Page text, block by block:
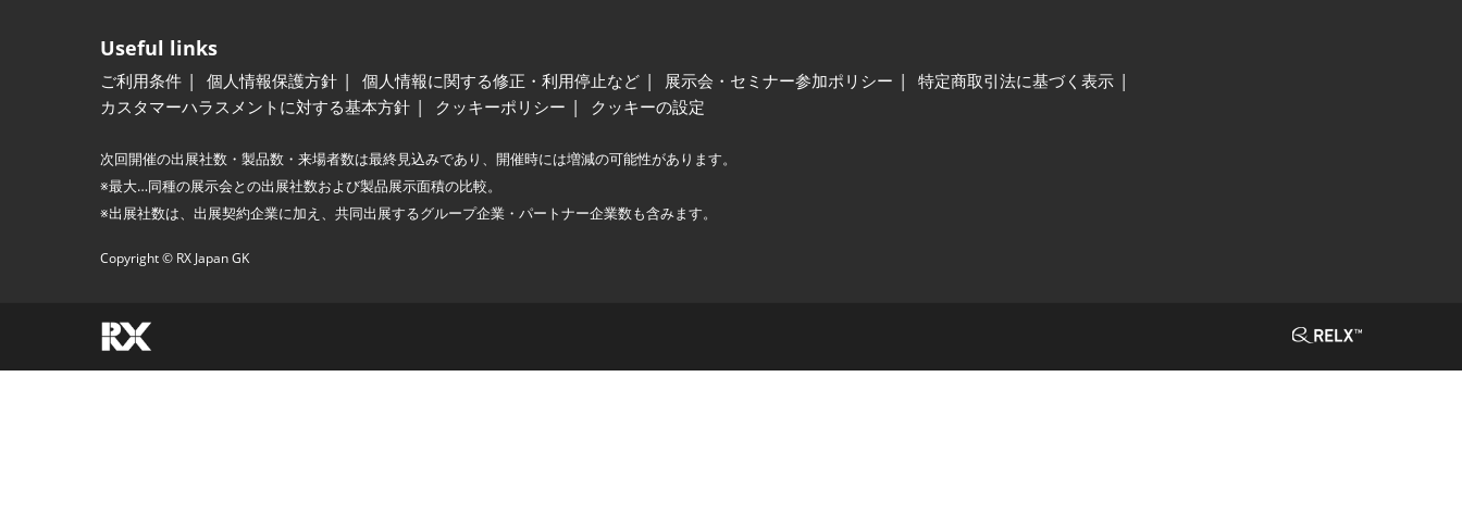
Useful links
ご利用条件 個人情報保護方針 個人情報に関する修正・利用停止など 展示会・セミナー参加ポリシー
特定商取引法に基づく表示
カスタマーハラスメントに対する基本方針
クッキーポリシー クッキーの設定
次回開催の出展社数・製品数・来場者数は最終見込みであり、開催時には増減の可能性があります。
※最大…同種の展示会との出展社数および製品展示面積の比較。
※出展社数は、出展契約企業に加え、共同出展するグループ企業・パートナー企業数も含みます。
Copyright © RX Japan GK